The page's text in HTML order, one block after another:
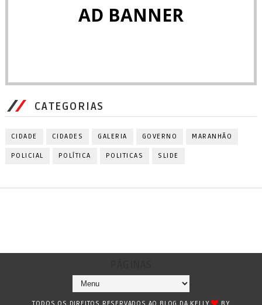
AD BANNER
CATEGORIAS
CIDADE CIDADES GALERIA GOVERNO MARANHÃO
POLICIAL POLÍTICA POLITICAS SLIDE